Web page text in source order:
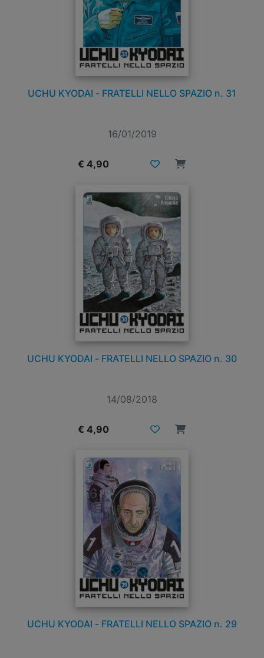
UCHU KYODAI - FRATELLI NELLO SPAZIO n. 31
16/01/2019
€ 4,90
UCHU KYODAI - FRATELLI NELLO SPAZIO n. 30
14/08/2018
€ 4,90
UCHU KYODAI - FRATELLI NELLO SPAZIO n. 29